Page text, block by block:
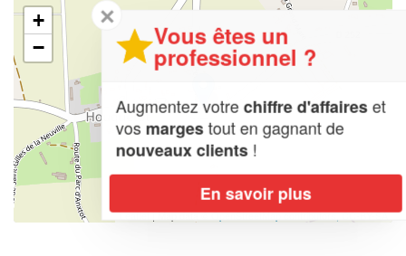
+
−
Leaflet| Map data ©OpenStreetMap contributors,CC-BY-SA
✕
Vous êtes un
professionnel ?
Augmentez votrechiffre d'affaireset
vos margestout en gagnant de
nouveaux clients!
En savoir plus